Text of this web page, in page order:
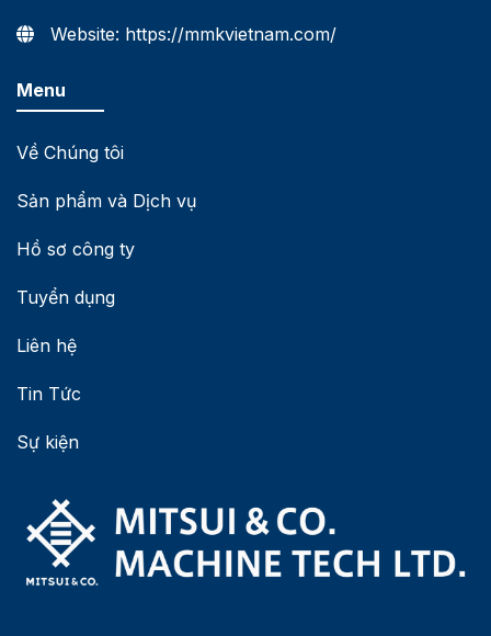
Website: https://mmkvietnam.com/
Menu
Về Chúng tôi
Sản phẩm và Dịch vụ
Hồ sơ công ty
Tuyển dụng
Liên hệ
Tin Tức
Sự kiện